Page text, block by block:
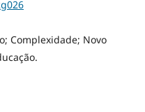
Complexidade; Novo